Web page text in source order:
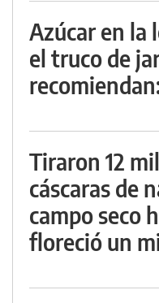
Azúcar en la
el truco de
Tiraron 12
cáscaras de
campo seco
floreció un